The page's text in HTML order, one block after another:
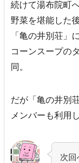
続けて湯布院町
野菜を堪能した
「亀の井別荘」
コーンスープの
同。
だが「亀の井別
メンバーも利用
次回